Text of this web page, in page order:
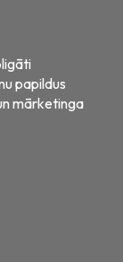
papildus
mārketinga